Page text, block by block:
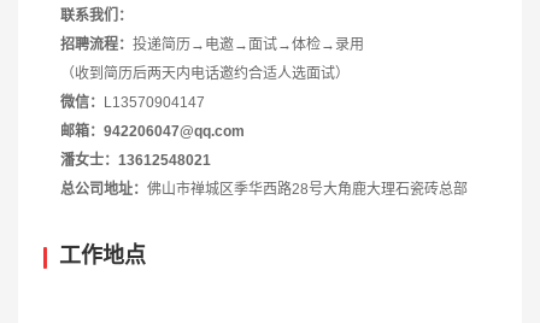
联系我们：
招聘流程： 投递简历→电邀→面试→体检→录用
（收到简历后两天内电话邀约合适人选面试）
微信：
L13570904147
邮箱： 942206047@qq.com
潘女士： 13612548021
总公司地址： 佛山市禅城区季华西路28号大角鹿大理石瓷砖总部
工作地点